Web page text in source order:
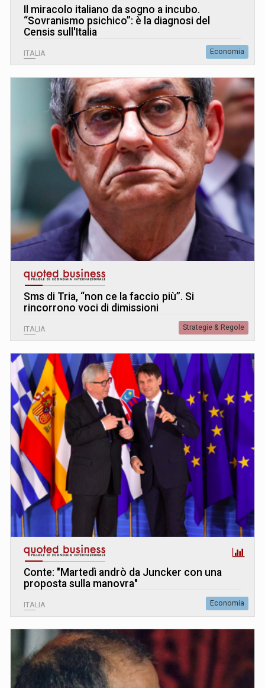
Il miracolo italiano da sogno a incubo.
“Sovranismo psichico”: è la diagnosi del
Censis sull'Italia
ITALIA Economia
Sms di Tria, “non ce la faccio più”. Si
rincorrono voci di dimissioni
ITALIA Strategie & Regole
Conte: "Martedì andrò da Juncker con una
proposta sulla manovra"
ITALIA Economia